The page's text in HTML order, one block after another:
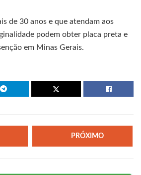
de 30 anos e que atendam aos
podem obter placa preta e
em Minas Gerais.
PRÓXIMO